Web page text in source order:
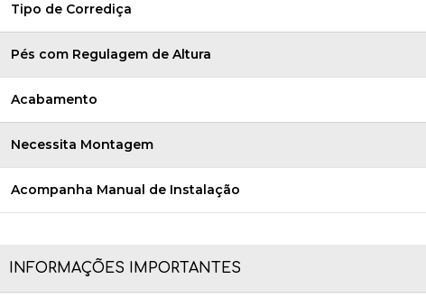
Tipo de Corrediça
Pés com Regulagem de Altura
Acabamento
Necessita Montagem
Acompanha Manual de Instalação
INFORMAÇÕES IMPORTANTES